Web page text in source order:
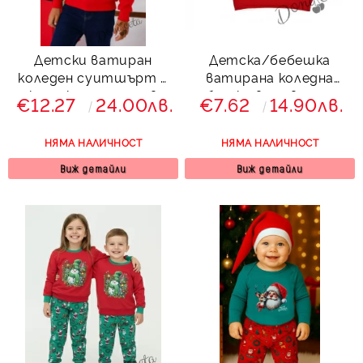
Детски ватиран
коледен суитшърт с
качулка за момче в
червено с коледно
€12.27 24.00лв.
НЯМА НАЛИЧНОСТ
Виж детайли
Детска/бебешка
ватирана коледна
блузка в червено с
еленче с шалче
€7.62 14.90лв.
НЯМА НАЛИЧНОСТ
Виж детайли